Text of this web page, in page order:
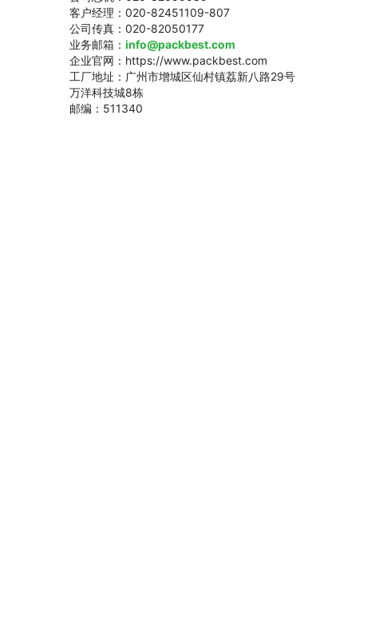
客户经理：020-82451109-807
公司传真：020-82050177
业务邮箱： info@packbest.com
企业官网：https://www.packbest.com
工厂地址：广州市增城区仙村镇荔新八路29号
万洋科技城8栋
邮编：511340